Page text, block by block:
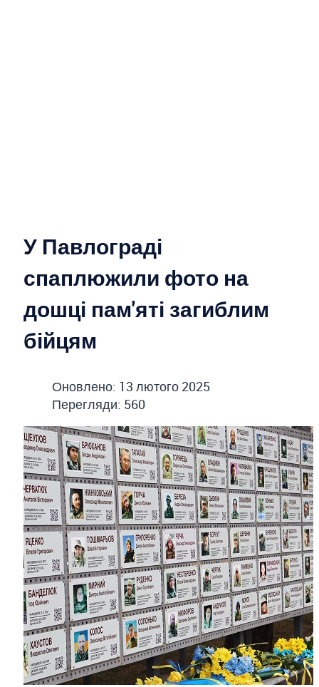
У Павлограді
спаплюжили фото на
дошці пам'яті загиблим
бійцям
Оновлено: 13 лютого 2025
Перегляди: 560